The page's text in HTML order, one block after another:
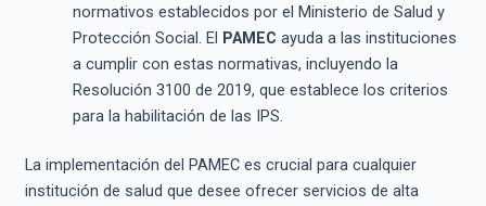
normativos establecidos por el Ministerio de Salud y
Protección Social. El PAMEC ayuda a las instituciones
a cumplir con estas normativas, incluyendo la
Resolución 3100 de 2019, que establece los criterios
para la habilitación de las IPS.
La implementación del PAMEC es crucial para cualquier
institución de salud que desee ofrecer servicios de alta